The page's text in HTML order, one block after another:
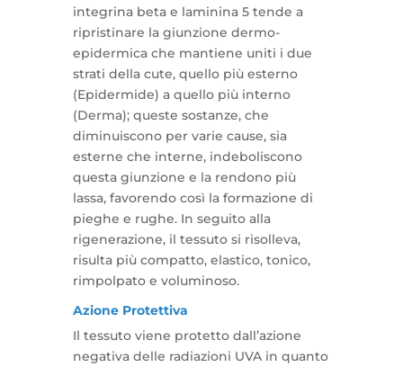
integrina beta e laminina 5 tende a
ripristinare la giunzione dermo-
epidermica che mantiene uniti i due
strati della cute, quello più esterno
(Epidermide) a quello più interno
(Derma); queste sostanze, che
diminuiscono per varie cause, sia
esterne che interne, indeboliscono
questa giunzione e la rendono più
lassa, favorendo così la formazione di
pieghe e rughe. In seguito alla
rigenerazione, il tessuto si risolleva,
risulta più compatto, elastico, tonico,
rimpolpato e voluminoso.
Azione Protettiva
Il tessuto viene protetto dall’azione
negativa delle radiazioni UVA in quanto